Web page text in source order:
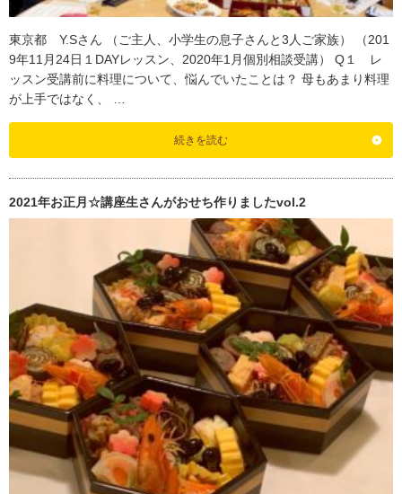
東京都 Y.Sさん （ご主人、小学生の息子さんと3人ご家族） （201
9年11月24日１DAYレッスン、2020年1月個別相談受講） Q１ レ
ッスン受講前に料理について、悩んでいたことは？ 母もあまり料理
が上手ではなく、 …
続きを読む
2021年お正月☆講座生さんがおせち作りましたvol.2